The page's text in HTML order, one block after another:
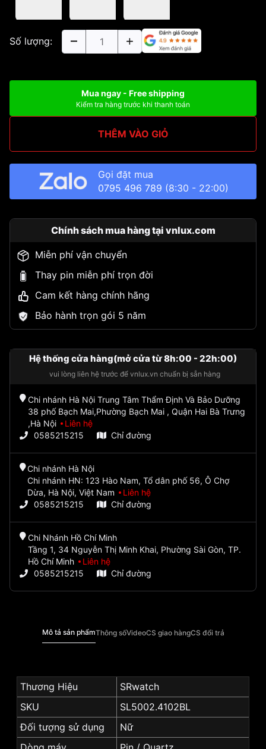
Số lượng:
Mua ngay - Free shipping
Kiểm tra hàng trước khi thanh toán
THÊM VÀO GIỎ
Gọi đặt mua
0795 496 789 (8:30 - 22:00)
Chính sách mua hàng tại vnlux.com
Miễn phí vận chuyển
Thay pin miễn phí trọn đời
Cam kết hàng chính hãng
Bảo hành trọn gói 5 năm
Hệ thống cửa hàng(mở cửa từ 8h:00 - 22h:00)
vui lòng liên hệ trước để vnlux.vn chuẩn bị sẵn hàng
Chi nhánh Hà Nội Trung Tâm Thẩm Định Và Bảo Dưỡng
38 phố Bạch Mai,Phường Bạch Mai , Quận Hai Bà Trưng
,Hà Nội
Liên hệ
0585215215
Chỉ đường
Chi nhánh Hà Nội
Chi nhánh HN: 123 Hào Nam, Tổ dân phố 56, Ô Chợ
Dừa, Hà Nội, Việt Nam
Liên hệ
0585215215
Chỉ đường
Chi Nhánh Hồ Chí Minh
Tầng 1, 34 Nguyễn Thị Minh Khai, Phường Sài Gòn, TP.
Hồ Chí Minh
Liên hệ
0585215215
Chỉ đường
Mô tả sản phẩmThông sốVideoCS giao hàngCS đổi trả
Thương Hiệu
SRwatch
SKU
SL5002.4102BL
Đối tượng sử dụng
Nữ